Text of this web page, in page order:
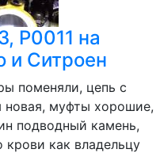
P0011 на
и Ситроен
поменяли, цепь с
новая, муфты хорошие,
подводный камень,
как владельцу